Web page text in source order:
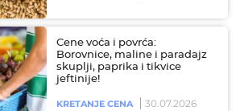
Cene voća i povrća:
Borovnice, maline i paradajz
skuplji, paprika i tikvice
jeftinije!
KRETANJE CENA 30.07.2026